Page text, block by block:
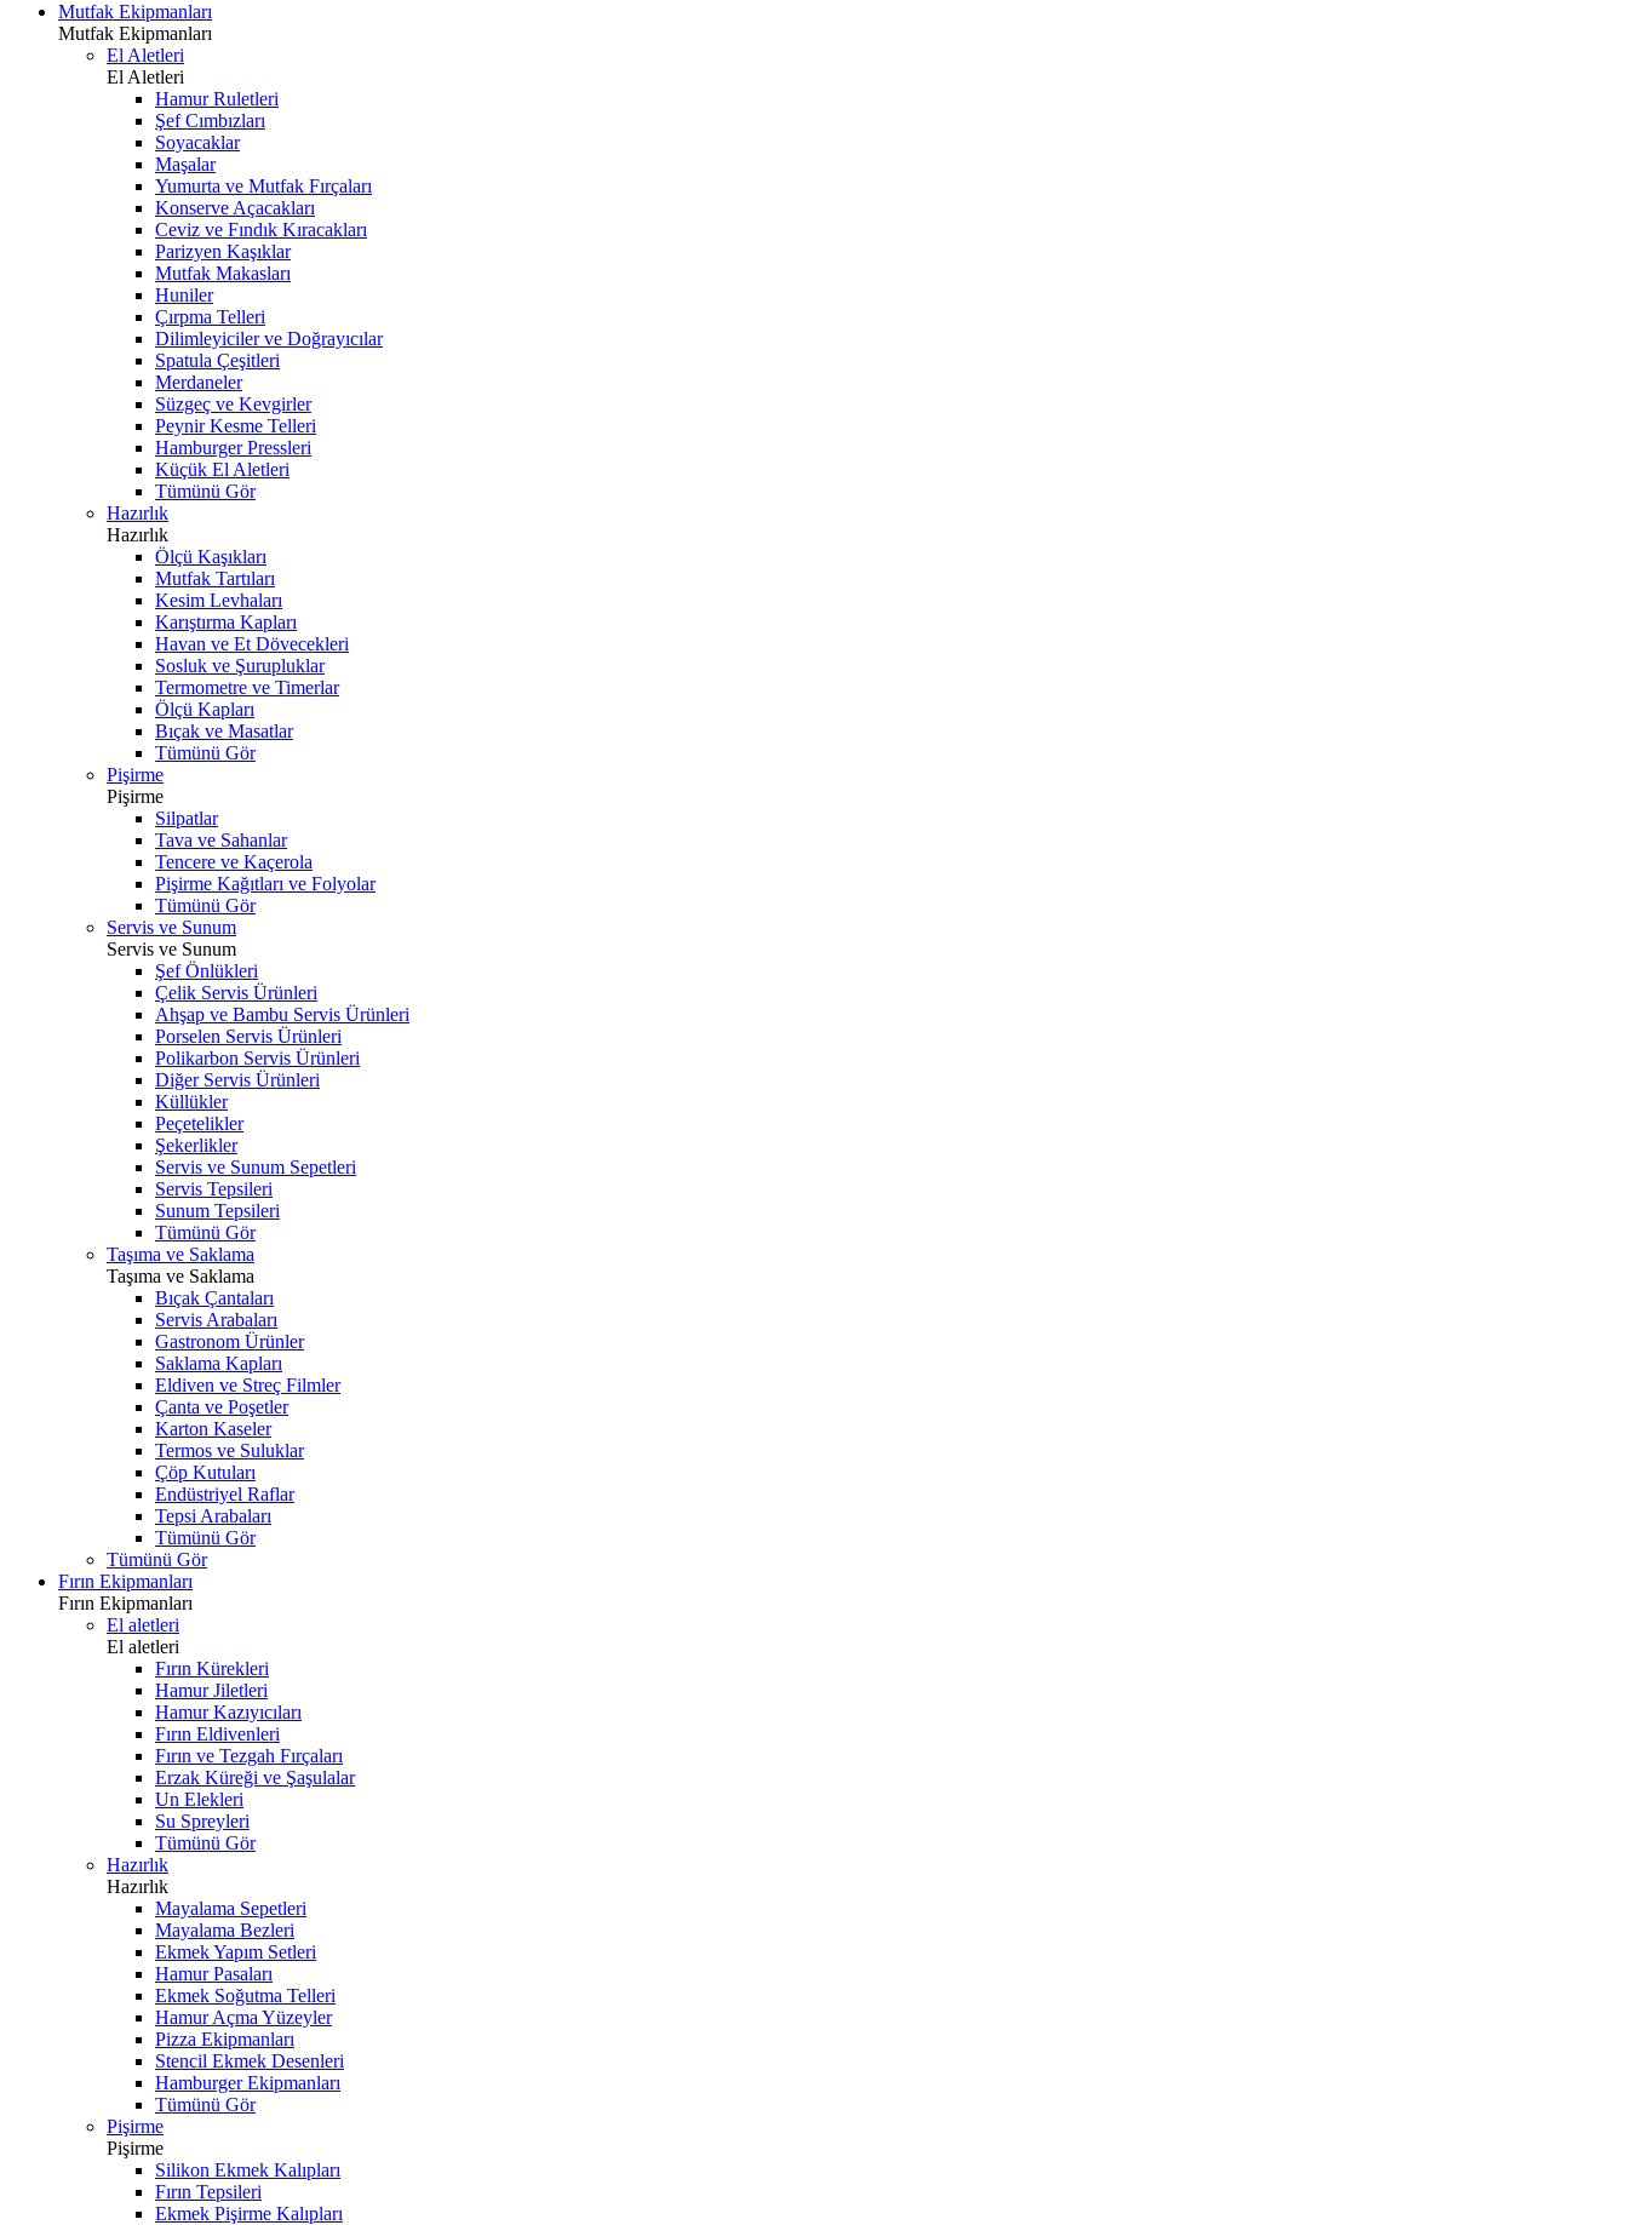
Mutfak Ekipmanları
Mutfak Ekipmanları
El Aletleri
El Aletleri
Hamur Ruletleri
Şef Cımbızları
Soyacaklar
Maşalar
Yumurta ve Mutfak Fırçaları
Konserve Açacakları
Ceviz ve Fındık Kıracakları
Parizyen Kaşıklar
Mutfak Makasları
Huniler
Çırpma Telleri
Dilimleyiciler ve Doğrayıcılar
Spatula Çeşitleri
Merdaneler
Süzgeç ve Kevgirler
Peynir Kesme Telleri
Hamburger Pressleri
Küçük El Aletleri
Tümünü Gör
Hazırlık
Hazırlık
Ölçü Kaşıkları
Mutfak Tartıları
Kesim Levhaları
Karıştırma Kapları
Havan ve Et Dövecekleri
Sosluk ve Şurupluklar
Termometre ve Timerlar
Ölçü Kapları
Bıçak ve Masatlar
Tümünü Gör
Pişirme
Pişirme
Silpatlar
Tava ve Sahanlar
Tencere ve Kaçerola
Pişirme Kağıtları ve Folyolar
Tümünü Gör
Servis ve Sunum
Servis ve Sunum
Şef Önlükleri
Çelik Servis Ürünleri
Ahşap ve Bambu Servis Ürünleri
Porselen Servis Ürünleri
Polikarbon Servis Ürünleri
Diğer Servis Ürünleri
Küllükler
Peçetelikler
Şekerlikler
Servis ve Sunum Sepetleri
Servis Tepsileri
Sunum Tepsileri
Tümünü Gör
Taşıma ve Saklama
Taşıma ve Saklama
Bıçak Çantaları
Servis Arabaları
Gastronom Ürünler
Saklama Kapları
Eldiven ve Streç Filmler
Çanta ve Poşetler
Karton Kaseler
Termos ve Suluklar
Çöp Kutuları
Endüstriyel Raflar
Tepsi Arabaları
Tümünü Gör
Tümünü Gör
Fırın Ekipmanları
Fırın Ekipmanları
El aletleri
El aletleri
Fırın Kürekleri
Hamur Jiletleri
Hamur Kazıyıcıları
Fırın Eldivenleri
Fırın ve Tezgah Fırçaları
Erzak Küreği ve Şaşulalar
Un Elekleri
Su Spreyleri
Tümünü Gör
Hazırlık
Hazırlık
Mayalama Sepetleri
Mayalama Bezleri
Ekmek Yapım Setleri
Hamur Pasaları
Ekmek Soğutma Telleri
Hamur Açma Yüzeyler
Pizza Ekipmanları
Stencil Ekmek Desenleri
Hamburger Ekipmanları
Tümünü Gör
Pişirme
Pişirme
Silikon Ekmek Kalıpları
Fırın Tepsileri
Ekmek Pişirme Kalıpları